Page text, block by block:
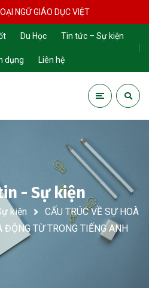
NGỮ GIÁO DỤC VIỆT
Du Học Tin tức – Sự kiện
dụng Liên hệ
- Sự kiện
kiện
CẤU TRÚC VỀ SỰ HOÀ
ĐỘNG TỪ TRONG TIẾNG ANH